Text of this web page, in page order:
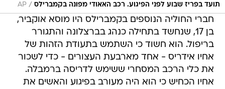
תועד בפריז שבוע לפני הפיגוע. רכב האאודי מפונה בקמברילס /
AP
חברי החוליה הנוספים בקמברילס היו מוסא אוקביר,
בן 17, שנחשד בתחילה כנהג בברצלונה והתגורר
בריפול. הוא חשוד כי השתמש בתעודת הזהות של
אחיו אידריס - אחד מארבעת העצורים - כדי לשכור
את כלי הרכב המסחרי ששימש לדריסה ברמבלה.
אחיו הכחיש כי הוא היה מעורב בפיגוע והאשים את